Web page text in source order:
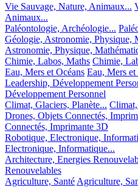
Vie Sauvage, Nature, Animaux...
Animaux...
Paléontologie, Archéologie...
Géologie, Astronomie, Physique,
Astronomie, Physique,
Chimie, Labos, Maths Chimie,
Eau, Mers et Océans Eau, Mers et
Leadership, Développement
Développement Personnel
Climat, Glaciers, Planète...
Drones, Objets Connectés,
Connectés, Imprimante 3D
Robotique, Electronique,
Electronique, Informatique...
Architecture, Energies
Renouvelables
Agriculture, Santé Agriculture,